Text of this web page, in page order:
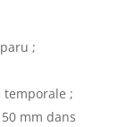
;
temporale ;
mm dans